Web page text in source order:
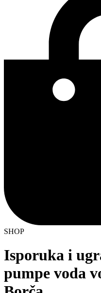
SHOP
Isporuka i
pumpe voda